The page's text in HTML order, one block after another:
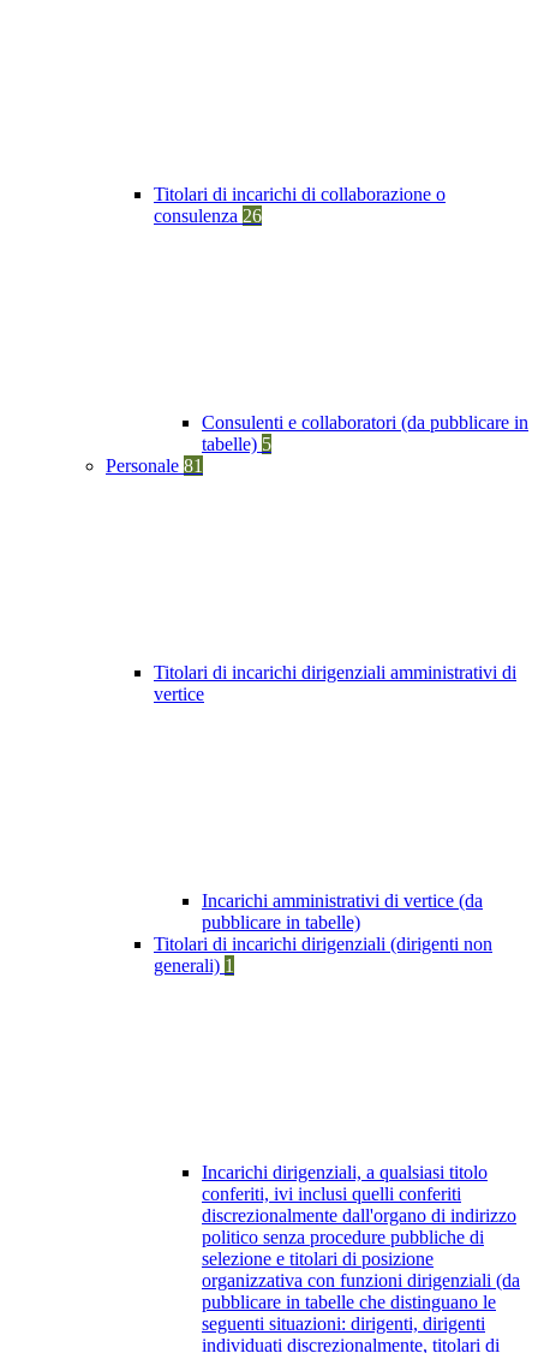
Titolari di incarichi di collaborazione o
consulenza 26
Consulenti e collaboratori (da pubblicare in
tabelle) 5
Personale 81
Titolari di incarichi dirigenziali amministrativi di
vertice
Incarichi amministrativi di vertice (da
pubblicare in tabelle)
Titolari di incarichi dirigenziali (dirigenti non
generali) 1
Incarichi dirigenziali, a qualsiasi titolo
conferiti, ivi inclusi quelli conferiti
discrezionalmente dall'organo di indirizzo
politico senza procedure pubbliche di
selezione e titolari di posizione
organizzativa con funzioni dirigenziali (da
pubblicare in tabelle che distinguano le
seguenti situazioni: dirigenti, dirigenti
individuati discrezionalmente, titolari di